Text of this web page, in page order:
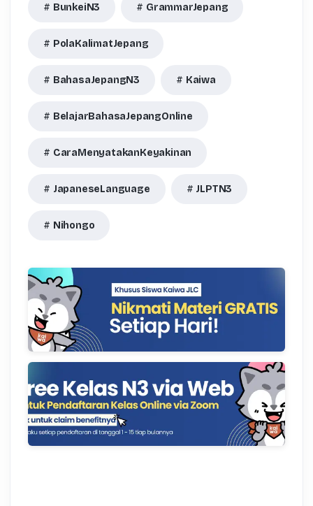
BunkeiN3 GrammarJepang
PolaKalimatJepang
BahasaJepangN3 Kaiwa
BelajarBahasaJepangOnline
CaraMenyatakanKeyakinan
JapaneseLanguage JLPTN3
Nihongo